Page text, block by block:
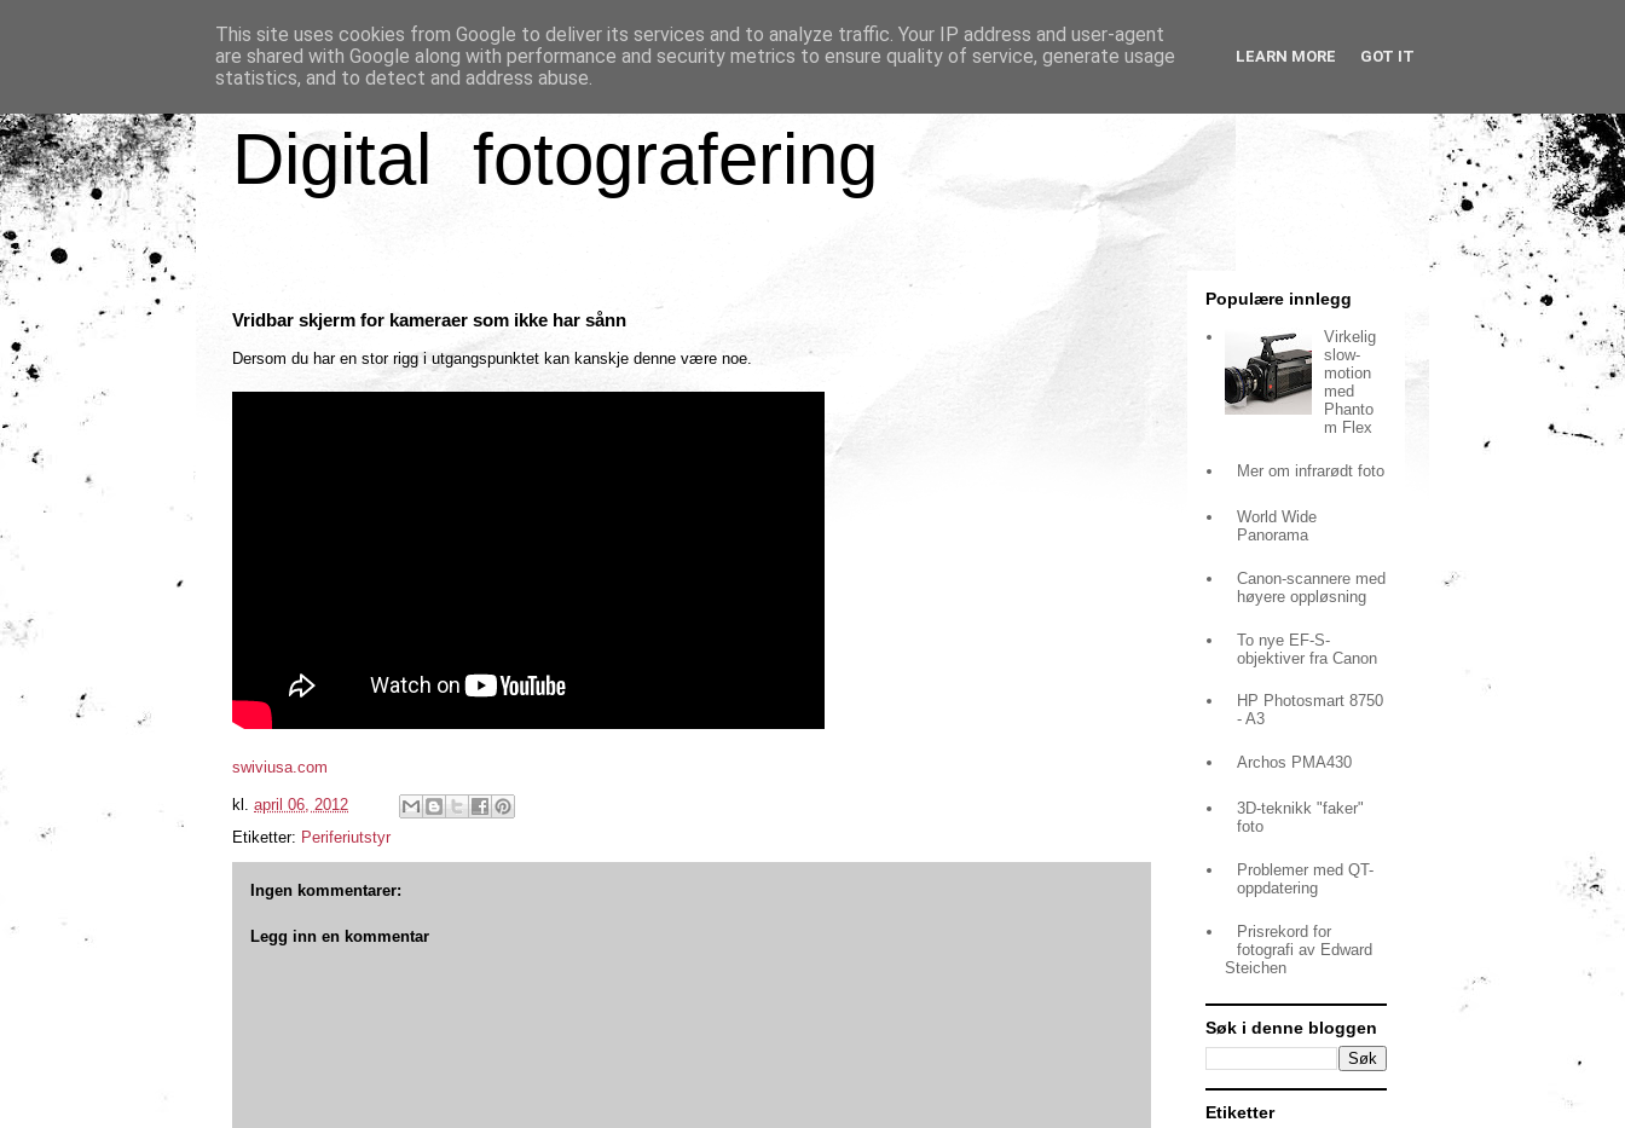
Digital fotografering
Vridbar skjerm for kameraer som ikke har sånn
Dersom du har en stor rigg i utgangspunktet kan kanskje denne være noe.
swiviusa.com
kl. april 06, 2012
Etiketter: Periferiutstyr
Ingen kommentarer:
Legg inn en kommentar
Populære innlegg
Virkelig
slow-
motion
med
Phanto
m Flex
Mer om infrarødt foto
World Wide
Panorama
Canon-scannere med
høyere oppløsning
To nye EF-S-
objektiver fra Canon
HP Photosmart 8750
- A3
Archos PMA430
3D-teknikk "faker"
foto
Problemer med QT-
oppdatering
Prisrekord for
fotografi av Edward
Steichen
Søk i denne bloggen
Etiketter
This site uses cookies from Google to deliver its services and to analyze traffic. Your IP address and user-agent
are shared with Google along with performance and security metrics to ensure quality of service, generate usage
statistics, and to detect and address abuse.
LEARN MORE GOT IT